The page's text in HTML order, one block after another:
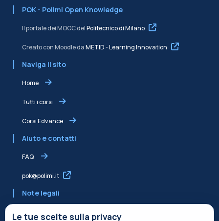
POK - Polimi Open Knowledge
Il portale dei MOOC delPolitecnico di Milano
Creato con Moodle daMETID - Learning Innovation
Naviga il sito
Home
Tutti i corsi
Corsi Edvance
Aiuto e contatti
FAQ
pok@polimi.it
Note legali
Le tue scelte sulla privacy